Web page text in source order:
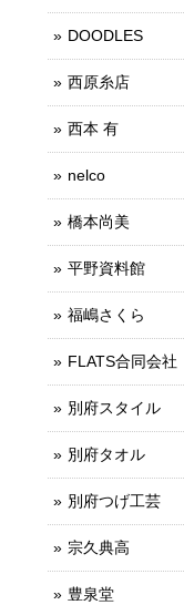
DOODLES
西原糸店
西本 有
nelco
橋本尚美
平野資料館
福嶋さくら
FLATS合同会社
別府スタイル
別府タオル
別府つげ工芸
宗久典高
豊泉堂